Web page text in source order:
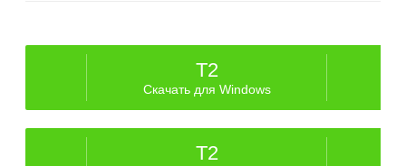
T2
Скачать для Windows
T2